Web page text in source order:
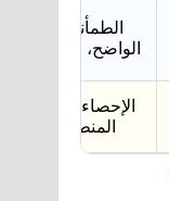
الطمأنينة، الشرح
الواضح، النبرة
الإحصاءات،
المنطق العلمي